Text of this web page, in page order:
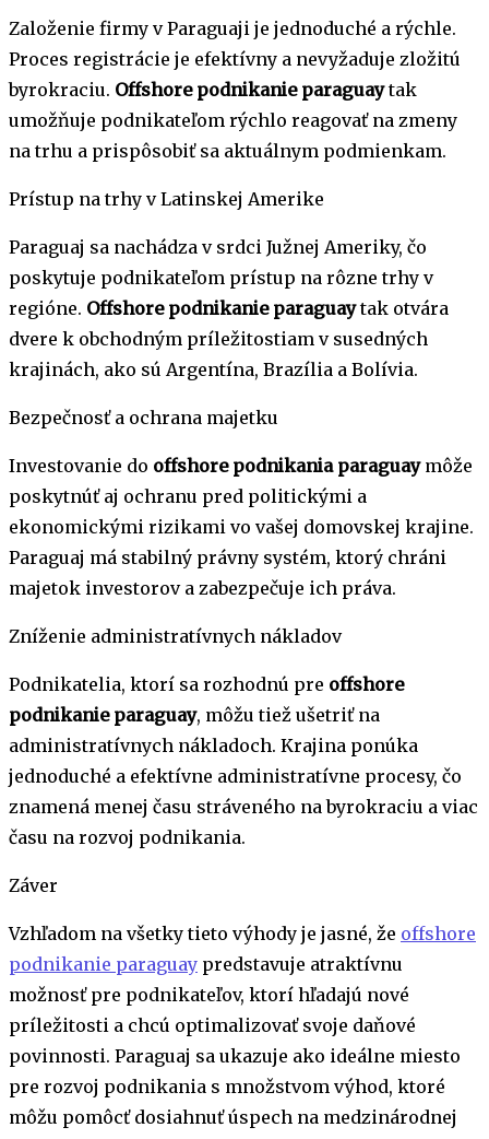
Založenie firmy v Paraguaji je jednoduché a rýchle.
Proces registrácie je efektívny a nevyžaduje zložitú
byrokraciu. Offshore podnikanie paraguaytak
umožňuje podnikateľom rýchlo reagovať na zmeny
na trhu a prispôsobiť sa aktuálnym podmienkam.
Prístup na trhy v Latinskej Amerike
Paraguaj sa nachádza v srdci Južnej Ameriky, čo
poskytuje podnikateľom prístup na rôzne trhy v
regióne. Offshore podnikanie paraguaytak otvára
dvere k obchodným príležitostiam v susedných
krajinách, ako sú Argentína, Brazília a Bolívia.
Bezpečnosť a ochrana majetku
Investovanie do offshore podnikania paraguaymôže
poskytnúť aj ochranu pred politickými a
ekonomickými rizikami vo vašej domovskej krajine.
Paraguaj má stabilný právny systém, ktorý chráni
majetok investorov a zabezpečuje ich práva.
Zníženie administratívnych nákladov
Podnikatelia, ktorí sa rozhodnú pre offshore
podnikanie paraguay, môžu tiež ušetriť na
administratívnych nákladoch. Krajina ponúka
jednoduché a efektívne administratívne procesy, čo
znamená menej času stráveného na byrokraciu a viac
času na rozvoj podnikania.
Záver
Vzhľadom na všetky tieto výhody je jasné, že offshore
podnikanie paraguay predstavuje atraktívnu
možnosť pre podnikateľov, ktorí hľadajú nové
príležitosti a chcú optimalizovať svoje daňové
povinnosti. Paraguaj sa ukazuje ako ideálne miesto
pre rozvoj podnikania s množstvom výhod, ktoré
môžu pomôcť dosiahnuť úspech na medzinárodnej